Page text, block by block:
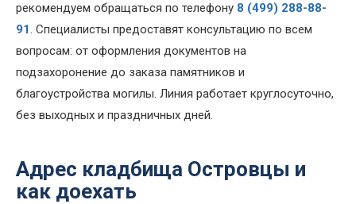
рекомендуем обращаться по телефону 8 (499) 288-88-
91. Специалисты предоставят консультацию по всем
вопросам: от оформления документов на
подзахоронение до заказа памятников и
благоустройства могилы. Линия работает круглосуточно,
без выходных и праздничных дней.
Адрес кладбища Островцы и
как доехать